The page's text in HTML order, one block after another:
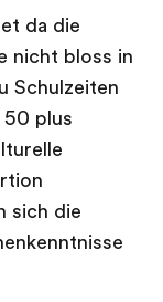
da die
nicht bloss in
Schulzeiten
50 plus
sich die